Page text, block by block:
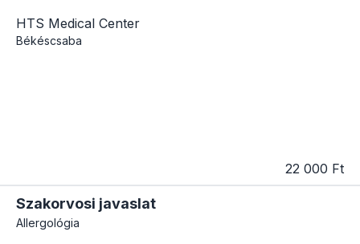
HTS Medical Center
Békéscsaba
22 000 Ft
Szakorvosi javaslat
Allergológia